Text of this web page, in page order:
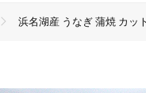
浜名湖産 うなぎ 蒲焼 カッ